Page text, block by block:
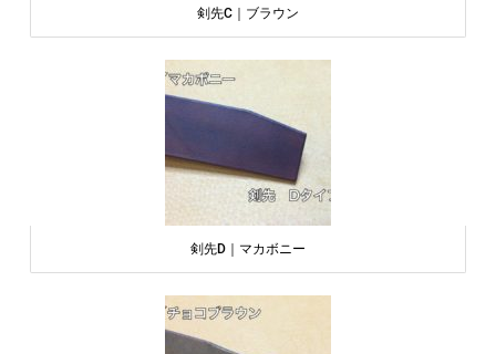
剣先C｜ブラウン
剣先D｜マカボニー